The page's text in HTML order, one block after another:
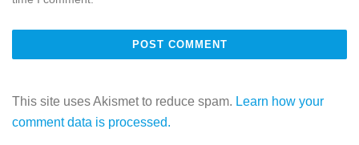
This site uses Akismet to reduce spam. Learn how your
comment data is processed.